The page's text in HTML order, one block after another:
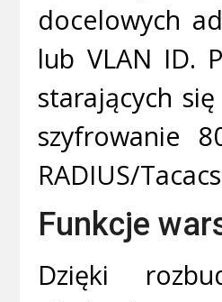
docelowych
lub VLAN ID.
starających
szyfrowanie
RADIUS/
Funkcje
Dzięki